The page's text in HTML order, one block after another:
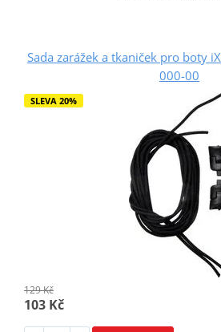
Sada zarážek a tkaniček pro boty
000-00
SLEVA 20%
129 Kč
103 Kč